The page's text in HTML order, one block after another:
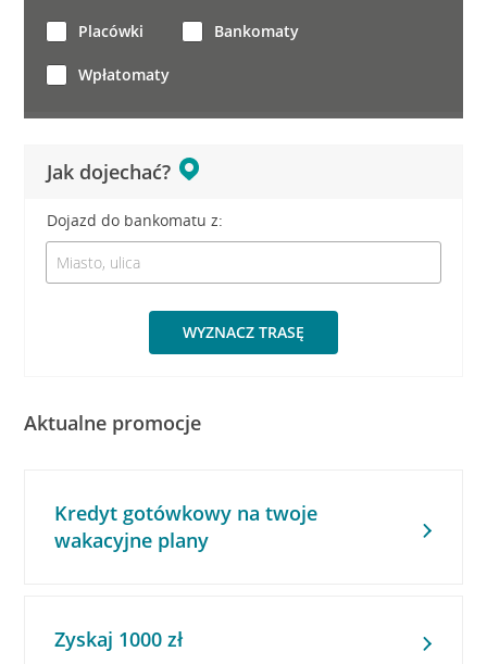
Jak dojechać?
Dojazd do bankomatu z:
WYZNACZ TRASĘ
Placówki Bankomaty
Wpłatomaty
Aktualne promocje
Kredyt gotówkowy na twoje
wakacyjne plany
Zyskaj 1000 zł